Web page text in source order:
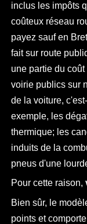
inclus les impôts
coûteux réseau
payez sauf en
fait sur route
une partie du
voirie publics sur
de la voiture,
exemple, les
thermique; les
induits de la
pneus d'une
Pour cette raison,
Bien sûr, le
points et